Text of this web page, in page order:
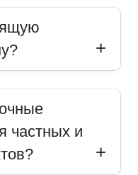
частных и